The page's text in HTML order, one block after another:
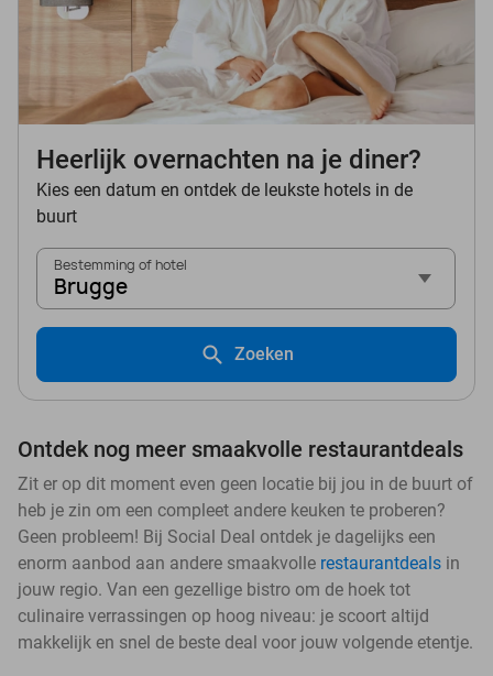
Heerlijk overnachten na je diner?
Kies een datum en ontdek de leukste hotels in de
buurt
Bestemming of hotel
Brugge
Zoeken
Ontdek nog meer smaakvolle restaurantdeals
Zit er op dit moment even geen locatie bij jou in de buurt of
heb je zin om een compleet andere keuken te proberen?
Geen probleem! Bij Social Deal ontdek je dagelijks een
enorm aanbod aan andere smaakvolle restaurantdeals in
jouw regio. Van een gezellige bistro om de hoek tot
culinaire verrassingen op hoog niveau: je scoort altijd
makkelijk en snel de beste deal voor jouw volgende etentje.